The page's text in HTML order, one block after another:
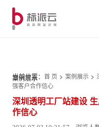
案例展示
当前位置： 首 页 > 案例展示 >
强客户合作信心
深圳透明工厂站建设
作信心